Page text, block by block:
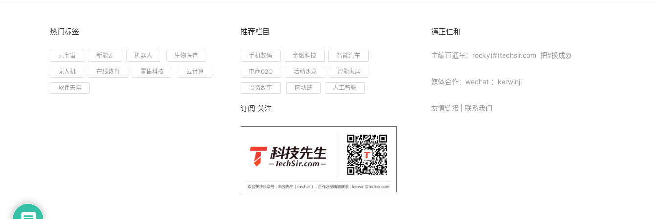
热门标签
元宇宙 新能源 机器人 生物医疗
无人机 在线教育 零售科技 云计算
软件天堂
推荐栏目
手机数码 金融科技 智能汽车
电商O2O 活动沙龙 智能家居
投资故事 区块链 人工智能
订阅 关注
德正仁和
主编直通车：rocky(#)techsir.com 把#换成@
媒体合作：wechat ：kerwinji
友情链接 联系我们